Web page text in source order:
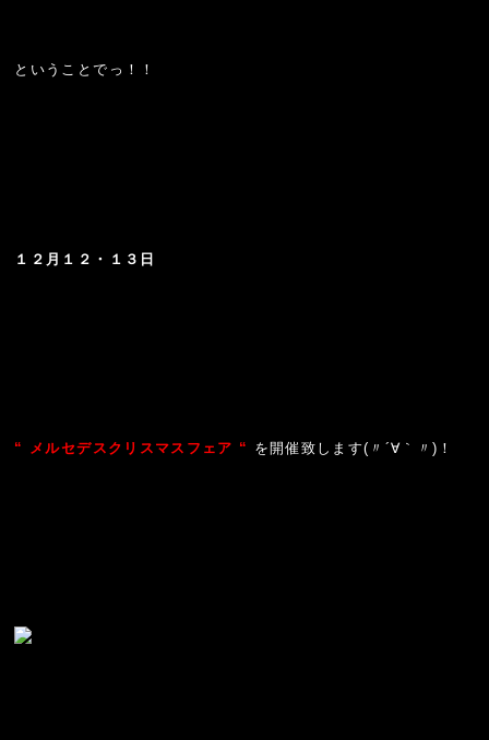
ということでっ！！
１２月１２・１３日
“ メルセデスクリスマスフェア “ を開催致します(〃´∀｀〃)！